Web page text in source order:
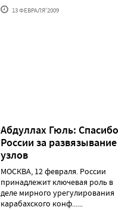
13 ФЕВРАЛЯ'2009
Абдуллах Гюль: Спасибо
России за развязывание
узлов
МОСКВА, 12 февраля. России
принадлежит ключевая роль в
деле мирного урегулирования
карабахского конф......